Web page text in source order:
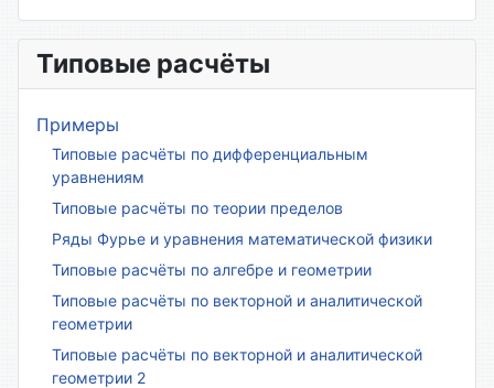
Типовые расчёты
Примеры
Типовые расчёты по дифференциальным
уравнениям
Типовые расчёты по теории пределов
Ряды Фурье и уравнения математической физики
Типовые расчёты по алгебре и геометрии
Типовые расчёты по векторной и аналитической
геометрии
Типовые расчёты по векторной и аналитической
геометрии 2